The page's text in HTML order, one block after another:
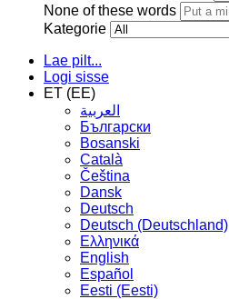
None of these words
Kategorie
Lae pilt...
Logi sisse
ET (EE)
العربية
Български
Bosanski
Сatalà
Čeština
Dansk
Deutsch
Deutsch (Deutschland)
Ελληνικά
English
Español
Eesti (Eesti)